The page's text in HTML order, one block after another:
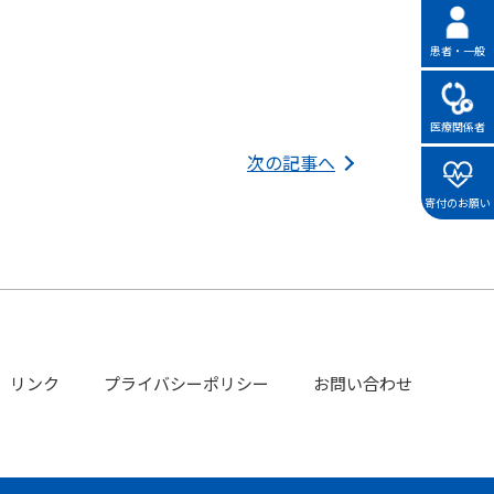
次の記事へ
患者・一般
医療関係者
寄付のお願い
リンク プライバシーポリシー お問い合わせ